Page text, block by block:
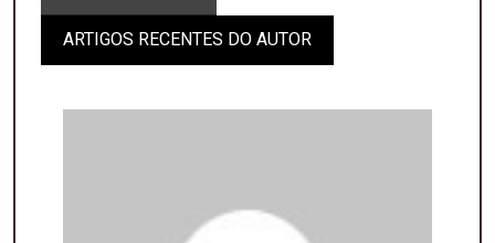
ARTIGOS RECENTES DO AUTOR